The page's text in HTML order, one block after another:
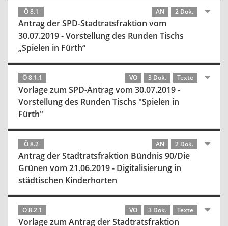
Ö 8.1 AN 2 Dok.
Antrag der SPD-Stadtratsfraktion vom
30.07.2019 - Vorstellung des Runden Tischs
„Spielen in Fürth“
Ö 8.1.1 VO 3 Dok. Texte
Vorlage zum SPD-Antrag vom 30.07.2019 -
Vorstellung des Runden Tischs "Spielen in
Fürth"
Ö 8.2 AN 2 Dok.
Antrag der Stadtratsfraktion Bündnis 90/Die
Grünen vom 21.06.2019 - Digitalisierung in
städtischen Kinderhorten
Ö 8.2.1 VO 3 Dok. Texte
Vorlage zum Antrag der Stadtratsfraktion